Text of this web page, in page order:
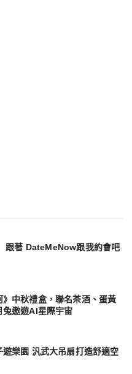
跟著 DateMeNow跟我約會吧
中秋禮盒，聯名茶酒、蛋黃
遨遊AI星際宇宙
樂園 汎武大吊扇打造舒適空